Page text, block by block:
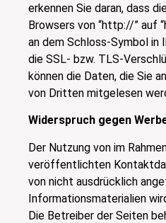
erkennen Sie daran, dass
Browsers von “http://” auf
an dem Schloss-Symbol in
die SSL- bzw. TLS-
können die Daten, die Sie
von Dritten mitgelesen
Widerspruch gegen
Der Nutzung von im
veröffentlichten
von nicht ausdrücklich
Informationsmaterialien
Die Betreiber der Seiten